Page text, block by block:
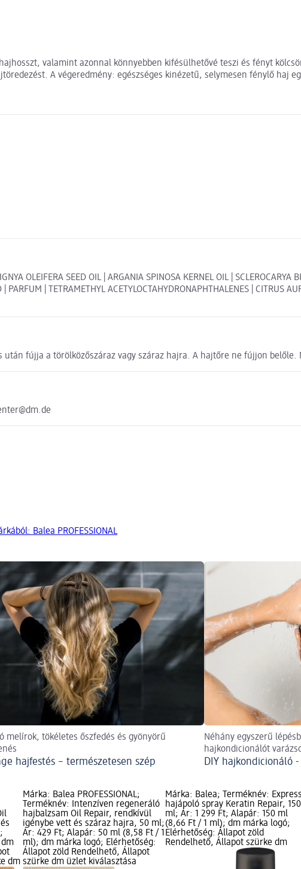
valamint azonnal könnyebben kifésülhetővé teszi és fényt
A végeredmény: egészséges kinézetű, selymesen fénylő haj
OLEIFERA SEED OIL | ARGANIA SPINOSA KERNEL OIL | SCLEROCARYA
PARFUM | TETRAMETHYL ACETYLOCTAHYDRONAPHTHALENES | CITRUS
fújja a törölközőszáraz vagy száraz hajra. A hajtőre ne fújjon belőle.
Balea PROFESSIONAL
melírok, tökéletes őszfedés és gyönyörű
hajfestés – természetesen szép
Néhány egyszerű
hajkondicionálót
DIY hajkondicionáló
dm
Márka: Balea PROFESSIONAL;
Terméknév: Intenzíven regeneráló
hajbalzsam Oil Repair, rendkívül
igénybe vett és száraz hajra, 50 ml;
Ár: 429 Ft; Alapár: 50 ml (8,58 Ft / 1
ml); dm márka logó; Elérhetőség:
Állapot zöld Rendelhető, Állapot
szürke dm üzlet kiválasztása
Márka: Balea; Terméknév:
hajápoló spray Keratin Repair, 150
ml; Ár: 1 299 Ft; Alapár: 150 ml
(8,66 Ft / 1 ml); dm márka logó;
Elérhetőség: Állapot zöld
Rendelhető, Állapot szürke dm